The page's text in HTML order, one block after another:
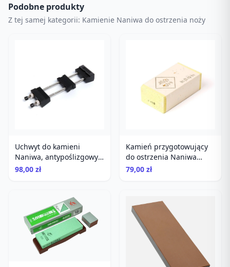
Podobne produkty
Z tej samej kategorii: Kamienie Naniwa do ostrzenia noży
Uchwyt do kamieni
Naniwa, antypoślizgowy,
uniwersalny, do ostrzenia
98,00 zł
Kamień przygotowujący
do ostrzenia Naniwa
Nagura 2000
79,00 zł